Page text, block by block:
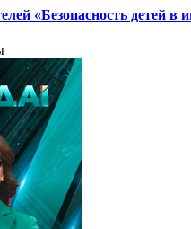
«Безопасность детей в